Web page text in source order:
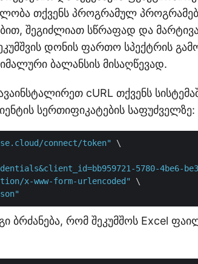
თქვენს პროგრამულ
შეგიძლიათ სწრაფად და
დონის ფართო სპექტრის
ბალანსის მისაღწევად.
cURL თქვენს
სერთიფიკატების საფუძველზე:
connect/token"
\
5780-4be6-
x-www-form-urlencoded"
\
ბრძანება, რომ შეკუმშოს Excel